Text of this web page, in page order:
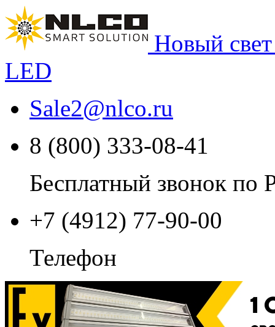
Новый
LED
Sale2@nlco.ru
8 (800) 333-08-41
Бесплатный звонок по
+7 (4912) 77-90-00
Телефон